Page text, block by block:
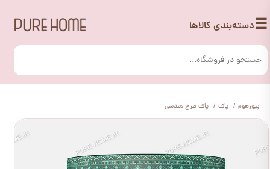
☰دسته‌بندی کالاها
پیورهوم پاف پاف طرح هندسی